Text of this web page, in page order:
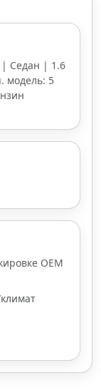
| Седан | 1.6
модель: 5
OEM